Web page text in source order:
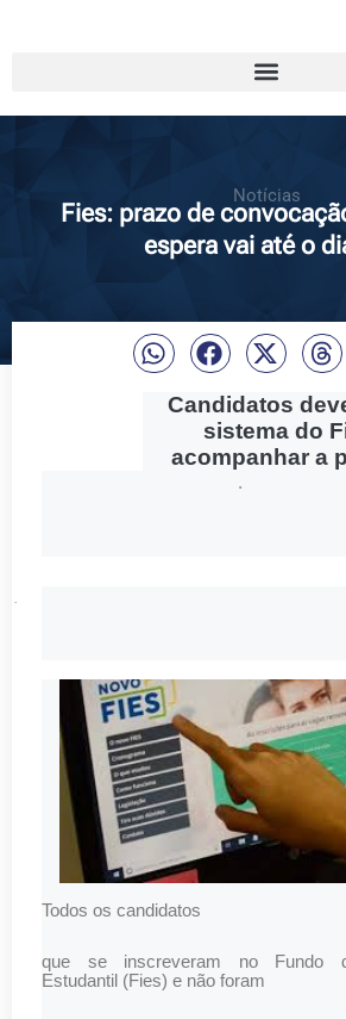
Notícias
Fies: prazo de
espera vai até o
Candidatos
sistema do
acompanhar a
·
·
Todos os candidatos
que se inscreveram no Fundo
Estudantil (Fies) e não foram